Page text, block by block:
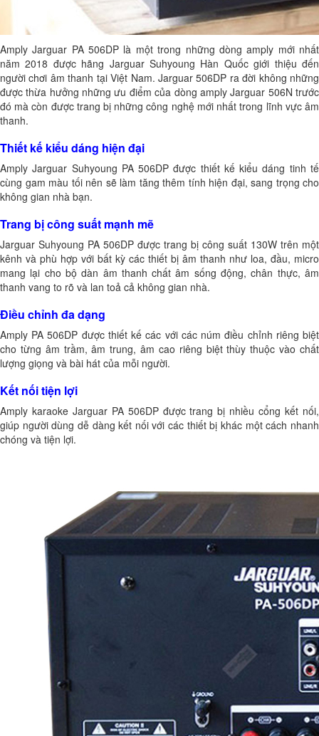
Amply Jarguar PA 506DP là một trong những dòng amply mới nhất
năm 2018 được hãng Jarguar Suhyoung Hàn Quốc giới thiệu đến
người chơi âm thanh tại Việt Nam. Jarguar 506DP ra đời không những
được thừa hưởng những ưu điểm của dòng amply Jarguar 506N trước
đó mà còn được trang bị những công nghệ mới nhất trong lĩnh vực âm
thanh.
Thiết kế kiểu dáng hiện đại
Amply Jarguar Suhyoung PA 506DP được thiết kế kiểu dáng tinh tế
cùng gam màu tối nên sẽ làm tăng thêm tính hiện đại, sang trọng cho
không gian nhà bạn.
Trang bị công suất mạnh mẽ
Jarguar Suhyoung PA 506DP được trang bị công suất 130W trên một
kênh và phù hợp với bất kỳ các thiết bị âm thanh như loa, đầu, micro
mang lại cho bộ dàn âm thanh chất âm sống động, chân thực, âm
thanh vang to rõ và lan toả cả không gian nhà.
Điều chỉnh đa dạng
Amply PA 506DP được thiết kế các với các núm điều chỉnh riêng biệt
cho từng âm trầm, âm trung, âm cao riêng biệt thùy thuộc vào chất
lượng giọng và bài hát của mỗi người.
Kết nối tiện lợi
Amply karaoke Jarguar PA 506DP được trang bị nhiều cổng kết nối,
giúp người dùng dễ dàng kết nối với các thiết bị khác một cách nhanh
chóng và tiện lợi.